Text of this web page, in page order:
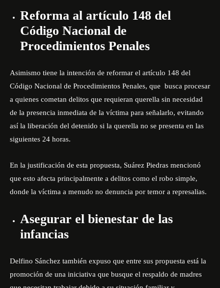
Reforma al artículo 148 del
Código Nacional de
Procedimientos Penales
Asimismo tiene la intención de reformar el artículo 148 del
Código Nacional de Procedimientos Penales, que busca procesar
a quienes cometan delitos que requieran querella sin necesidad
de la presencia inmediata de la víctima para señalarlo, evitando
así la liberación del detenido si la querella no se presenta en las
siguientes 24 horas.
En la justificación de esta propuesta, Suárez Piedras mencionó
que esto afecta principalmente a delitos como el robo simple,
donde la víctima a menudo no denuncia por temor a represalias.
Asegurar el bienestar de las
infancias
Delfino Sánchez también expuso que entre sus propuesta está la
promoción de una iniciativa que busque el respaldo de madres